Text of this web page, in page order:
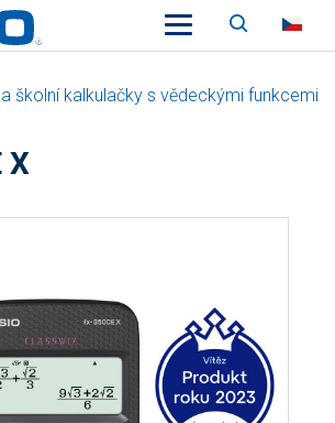
školní kalkulačky s vědeckými funkcemi
X